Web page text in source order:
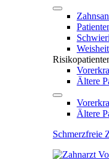
Ältere
Ältere
Schmerzfreie